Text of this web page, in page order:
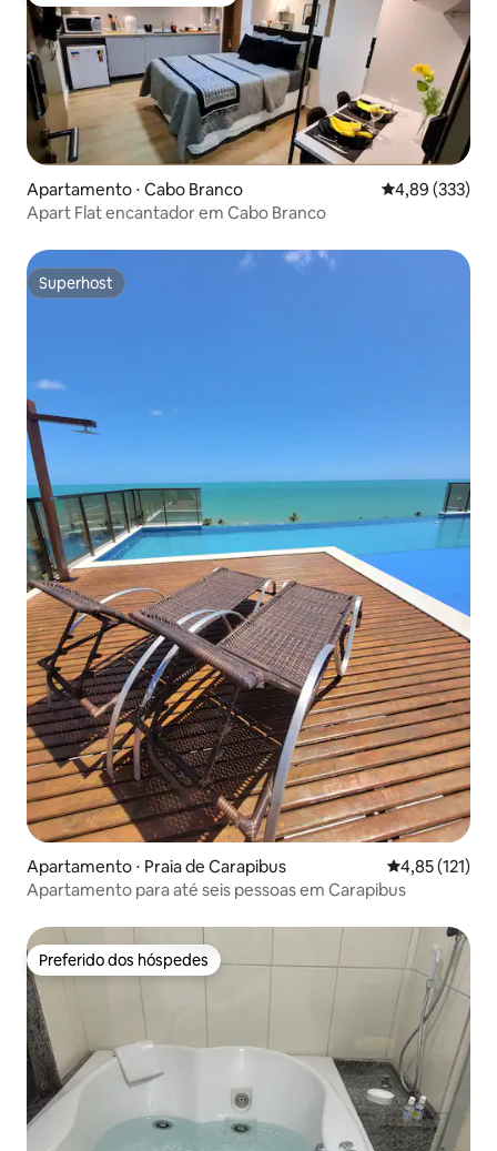
Apartamento ⋅ Cabo Branco 4,89 de uma
4,89 (333)
Apart Flat encantador em Cabo Branco
Superhost
Superhost
Apartamento ⋅ Praia de Carapibus 4,85 de uma
4,85 (121)
Apartamento para até seis pessoas em Carapibus
Preferido dos hóspedes
Preferido dos hóspedes